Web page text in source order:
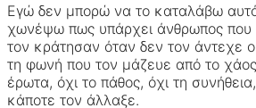
Εγώ δεν μπορώ να το καταλάβω
χωνέψω πως υπάρχει άνθρωπος που
τον κράτησαν όταν δεν τον άντεχε
τη φωνή που τον μάζευε από το
έρωτα, όχι το πάθος, όχι τη
κάποτε τον άλλαξε.